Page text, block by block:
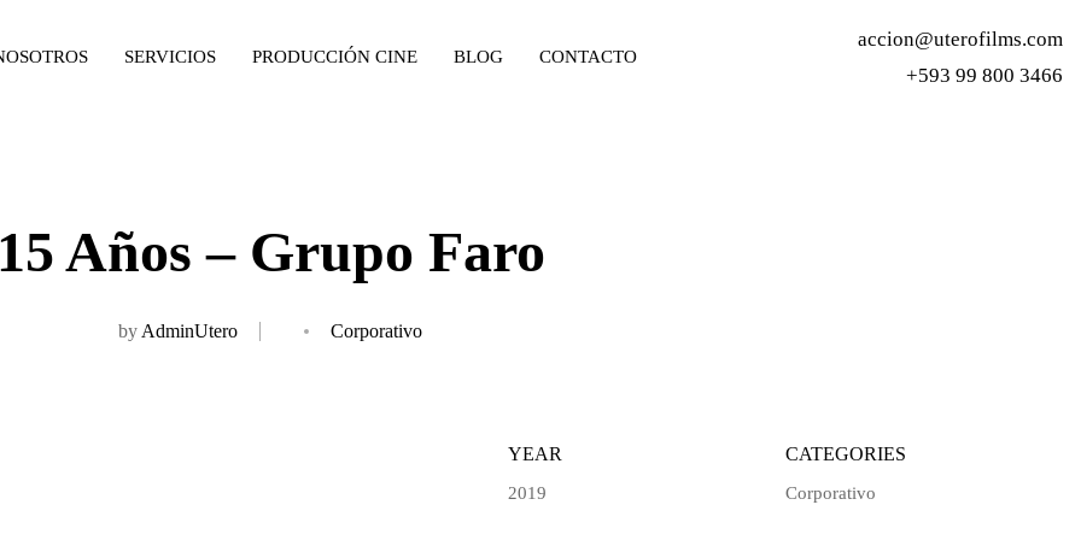
SERVICIOS PRODUCCIÓN CINE BLOG CONTACTO
accion@uterofilms.com
+593 99 800 3466
Años – Grupo Faro
by AdminUtero Corporativo
YEAR
2019
CATEGORIES
Corporativo